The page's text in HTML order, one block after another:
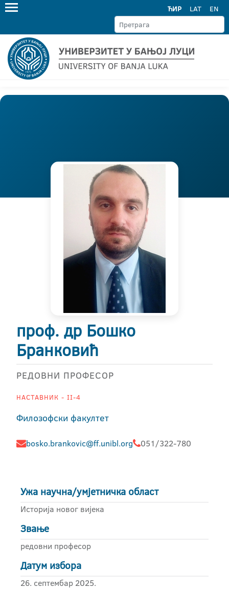
ЋИР LAT EN
проф. др Бошко
Бранковић
РЕДОВНИ ПРОФЕСОР
НАСТАВНИК - II-4
Филозофски факултет
bosko.brankovic@ff.unibl.org 051/322-780
Ужа научна/умјетничка област
Историја новог вијека
Звање
редовни професор
Датум избора
26. септембар 2025.